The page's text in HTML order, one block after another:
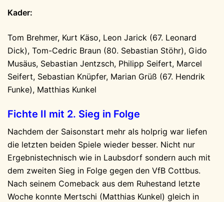
Kader:
Tom Brehmer, Kurt Käso, Leon Jarick (67. Leonard
Dick), Tom-Cedric Braun (80. Sebastian Stöhr), Gido
Musäus, Sebastian Jentzsch, Philipp Seifert, Marcel
Seifert, Sebastian Knüpfer, Marian Grüß (67. Hendrik
Funke), Matthias Kunkel
Fichte II mit 2. Sieg in Folge
Nachdem der Saisonstart mehr als holprig war liefen
die letzten beiden Spiele wieder besser. Nicht nur
Ergebnistechnisch wie in Laubsdorf sondern auch mit
dem zweiten Sieg in Folge gegen den VfB Cottbus.
Nach seinem Comeback aus dem Ruhestand letzte
Woche konnte Mertschi (Matthias Kunkel) gleich in